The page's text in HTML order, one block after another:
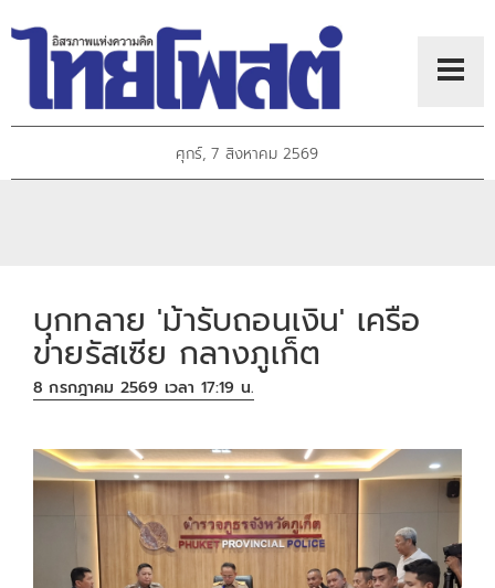
ศุกร์, 7 สิงหาคม 2569
บุกทลาย 'ม้ารับถอนเงิน' เครือ
ข่ายรัสเซีย กลางภูเก็ต
8 กรกฎาคม 2569 เวลา 17:19 น.